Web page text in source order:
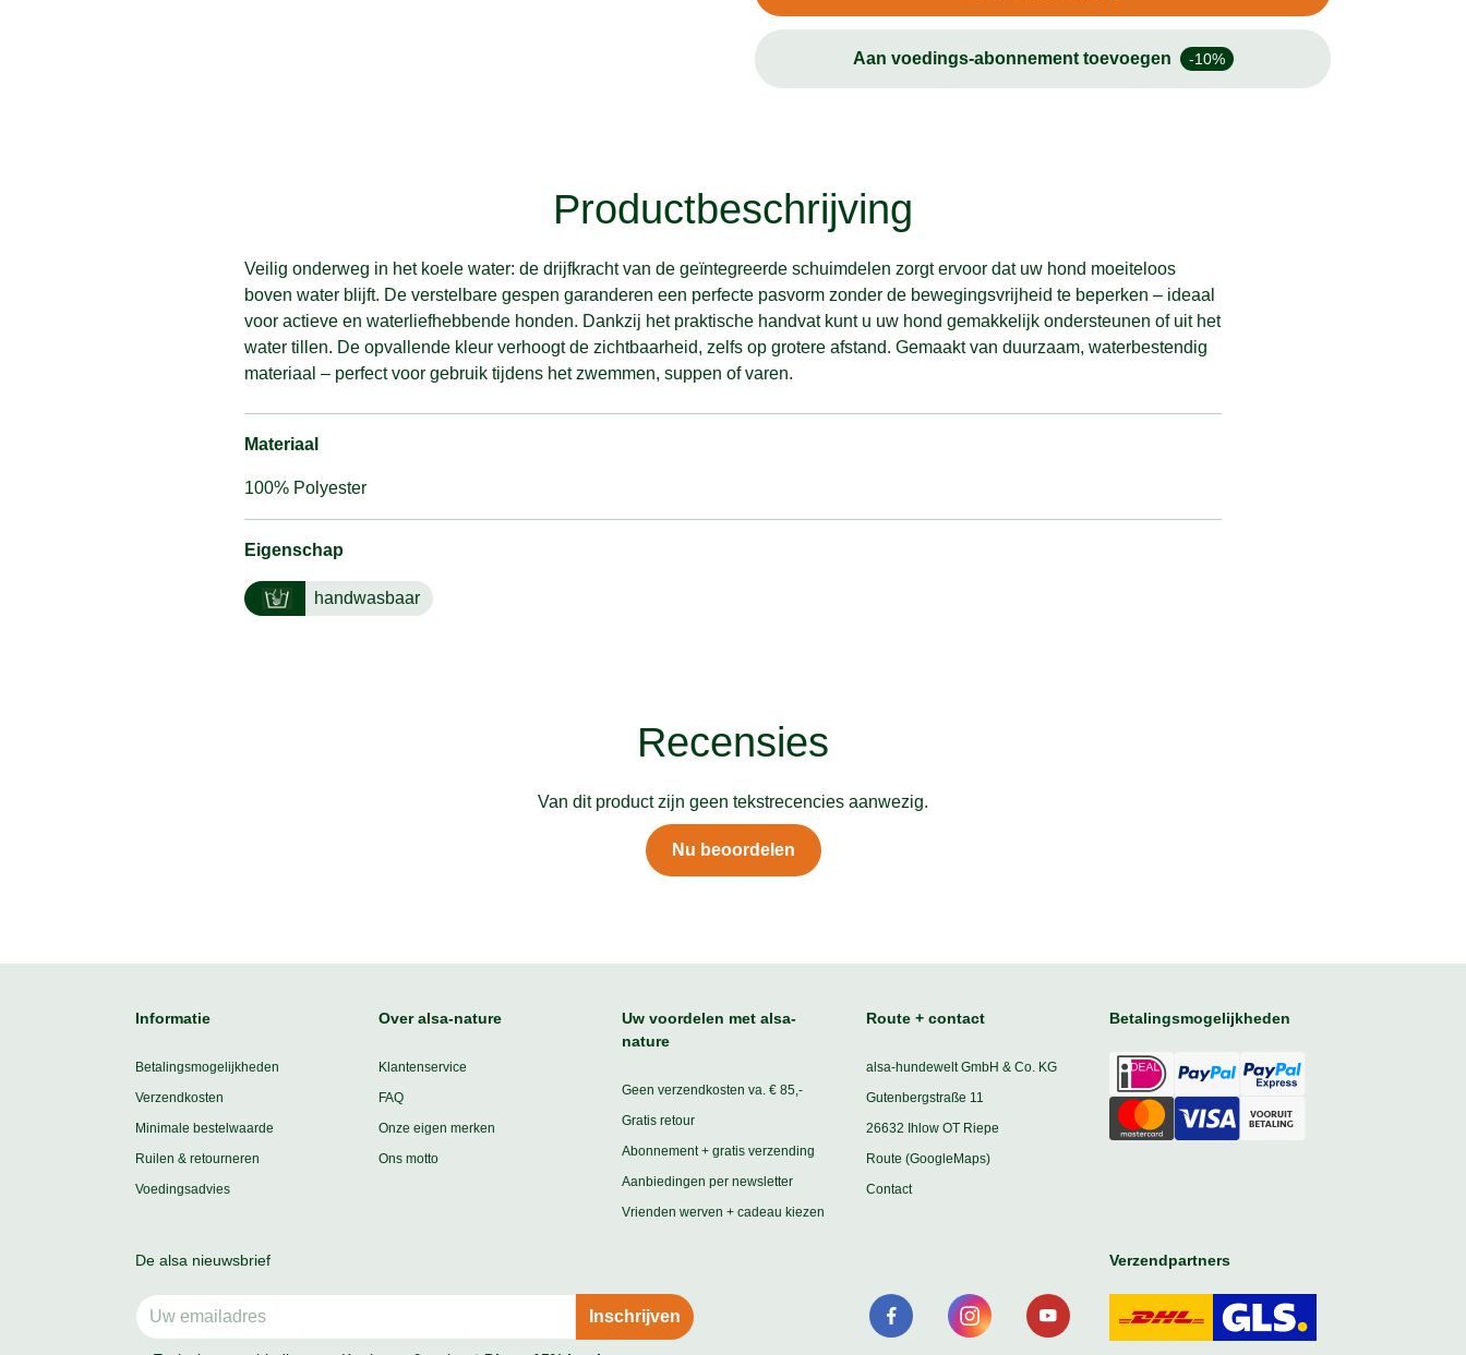
Aan voedings-abonnement toevoegen -10%
Productbeschrijving
Veilig onderweg in het koele water: de drijfkracht van de geïntegreerde schuimdelen zorgt ervoor dat uw hond moeiteloos
boven water blijft. De verstelbare gespen garanderen een perfecte pasvorm zonder de bewegingsvrijheid te beperken – ideaal
voor actieve en waterliefhebbende honden. Dankzij het praktische handvat kunt u uw hond gemakkelijk ondersteunen of uit het
water tillen. De opvallende kleur verhoogt de zichtbaarheid, zelfs op grotere afstand. Gemaakt van duurzaam, waterbestendig
materiaal – perfect voor gebruik tijdens het zwemmen, suppen of varen.
Materiaal
100% Polyester
Eigenschap
handwasbaar
Recensies
Van dit product zijn geen tekstrecencies aanwezig.
Nu beoordelen
Informatie
Betalingsmogelijkheden
Verzendkosten
Minimale bestelwaarde
Ruilen & retourneren
Voedingsadvies
Over alsa-nature
Klantenservice
FAQ
Onze eigen merken
Ons motto
Uw voordelen met alsa-
nature
Geen verzendkosten va. € 85,-
Gratis retour
Abonnement + gratis verzending
Aanbiedingen per newsletter
Vrienden werven + cadeau kiezen
Route + contact
alsa-hundewelt GmbH & Co. KG
Gutenbergstraße 11
26632 Ihlow OT Riepe
Route (GoogleMaps)
Contact
Betalingsmogelijkheden
Verzendpartners
De alsa nieuwsbrief